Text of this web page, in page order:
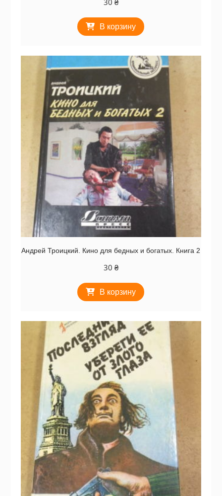
30 ₴
В корзину
Андрей Троицкий. Кино для бедных и богатых. Книга 2
30 ₴
В корзину